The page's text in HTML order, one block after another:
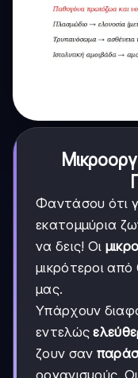
Φαντάσου ότι
εκατομμύρια
να δεις! Οι
μικρότεροι
μας.
Υπάρχουν
εντελώς
ζουν σαν